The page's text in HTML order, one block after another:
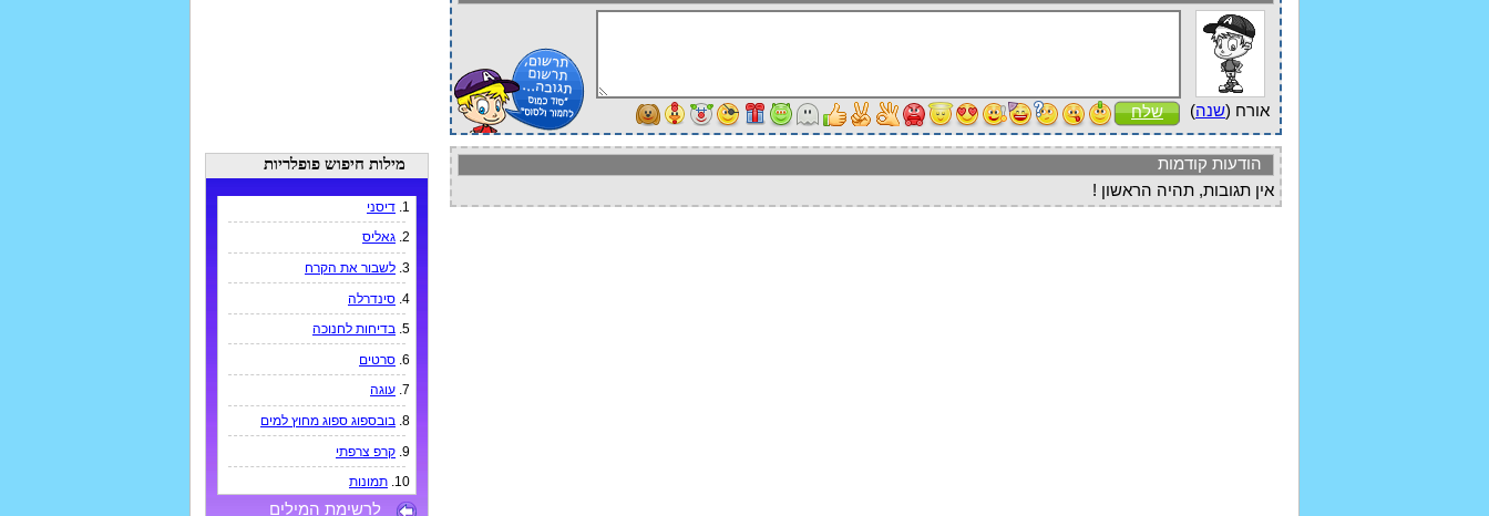
אורח (שנה) שלח
הודעות קודמות
אין תגובות, תהיה הראשון !
מילות חיפוש פופלריות
1. דיסני
2. גאליס
3. לשבור את הקרח
4. סינדרלה
5. בדיחות לחנוכה
6. סרטים
7. עוגה
8. בובספוג ספוג מחוץ למים
9. קרפ צרפתי
10. תמונות
לרשימת המילים